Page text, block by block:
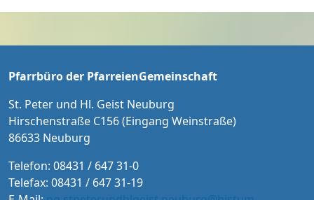
Pfarrbüro der PfarreienGemeinschaft
St. Peter und Hl. Geist Neuburg
Hirschenstraße C156 (Eingang Weinstraße)
86633 Neuburg
Telefon: 08431 / 647 31-0
Telefax: 08431 / 647 31-19